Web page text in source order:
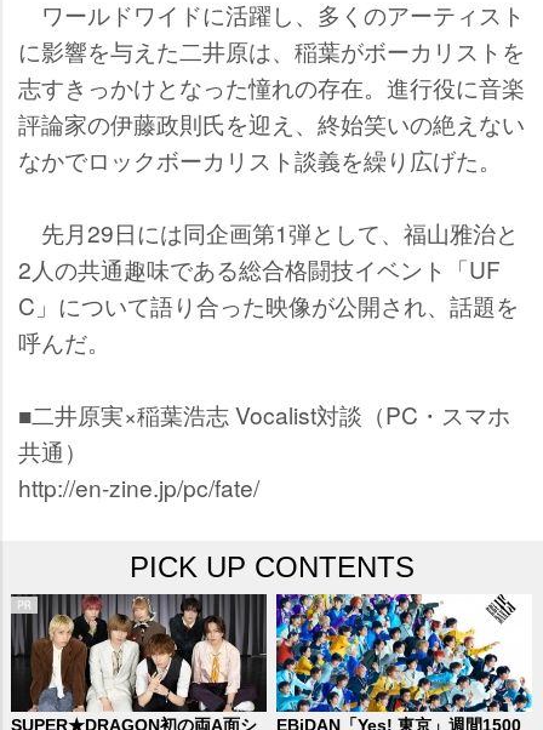
ワールドワイドに活躍し、多くのアーティスト
に影響を与えた二井原は、稲葉がボーカリストを
志すきっかけとなった憧れの存在。進行役に音楽
評論家の伊藤政則氏を迎え、終始笑いの絶えない
なかでロックボーカリスト談義を繰り広げた。
先月29日には同企画第1弾として、福山雅治と
2人の共通趣味である総合格闘技イベント「UF
C」について語り合った映像が公開され、話題を
呼んだ。
■二井原実×稲葉浩志 Vocalist対談（PC・スマホ
共通）
http://en-zine.jp/pc/fate/
PICK UP CONTENTS
SUPER★DRAGON初の両A面シ EBiDAN「Yes! 東京」週間1500